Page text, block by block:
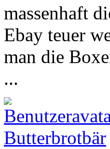
massenhaft
Ebay teuer
man die
...
Butterbrotbär